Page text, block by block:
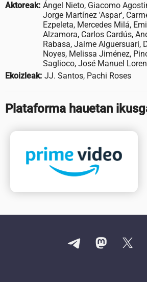
Aktoreak: Ángel Nieto, Giacomo
Jorge Martínez 'Aspar',
Ezpeleta, Mercedes Milá,
Alzamora, Carlos Cardús,
Rabasa, Jaime Alguersuari,
Noyes, Melissa Jiménez,
Saglioco, José Manuel
Ekoizleak: JJ. Santos, Pachi Roses
Plataforma hauetan